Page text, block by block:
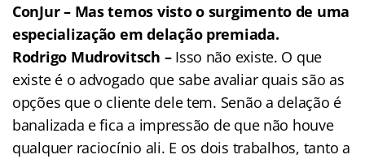
ConJur – Mas temos visto o surgimento de uma
especialização em delação premiada.
Rodrigo Mudrovitsch –Isso não existe. O que
existe é o advogado que sabe avaliar quais são as
opções que o cliente dele tem. Senão a delação é
banalizada e fica a impressão de que não houve
qualquer raciocínio ali. E os dois trabalhos, tanto a